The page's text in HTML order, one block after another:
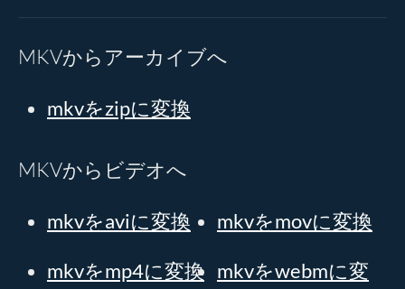
MKVからアーカイブへ
mkvをzipに変換
MKVからビデオへ
mkvをaviに変換 mkvをmovに変換
mkvをmp4に変換 mkvをwebmに変